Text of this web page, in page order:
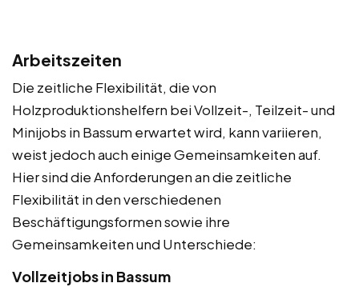
Arbeitszeiten
Die zeitliche Flexibilität, die von
Holzproduktionshelfern bei Vollzeit-, Teilzeit- und
Minijobs in Bassum erwartet wird, kann variieren,
weist jedoch auch einige Gemeinsamkeiten auf.
Hier sind die Anforderungen an die zeitliche
Flexibilität in den verschiedenen
Beschäftigungsformen sowie ihre
Gemeinsamkeiten und Unterschiede:
Vollzeitjobs in Bassum